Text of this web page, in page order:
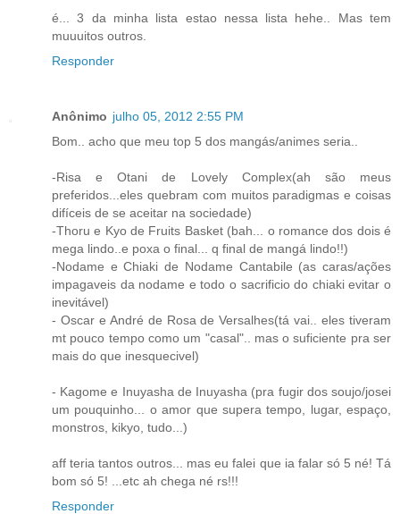
é... 3 da minha lista estao nessa lista hehe.. Mas tem
muuuitos outros.
Responder
Anônimo julho 05, 2012 2:55 PM
Bom.. acho que meu top 5 dos mangás/animes seria..
-Risa e Otani de Lovely Complex(ah são meus
preferidos...eles quebram com muitos paradigmas e coisas
difíceis de se aceitar na sociedade)
-Thoru e Kyo de Fruits Basket (bah... o romance dos dois é
mega lindo..e poxa o final... q final de mangá lindo!!)
-Nodame e Chiaki de Nodame Cantabile (as caras/ações
impagaveis da nodame e todo o sacrificio do chiaki evitar o
inevitável)
- Oscar e André de Rosa de Versalhes(tá vai.. eles tiveram
mt pouco tempo como um "casal".. mas o suficiente pra ser
mais do que inesquecivel)
- Kagome e Inuyasha de Inuyasha (pra fugir dos soujo/josei
um pouquinho... o amor que supera tempo, lugar, espaço,
monstros, kikyo, tudo...)
aff teria tantos outros... mas eu falei que ia falar só 5 né! Tá
bom só 5! ...etc ah chega né rs!!!
Responder